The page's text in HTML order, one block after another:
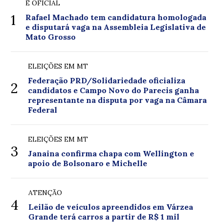
1
É OFICIAL
Rafael Machado tem candidatura homologada
e disputará vaga na Assembleia Legislativa de
Mato Grosso
2
ELEIÇÕES EM MT
Federação PRD/Solidariedade oficializa
candidatos e Campo Novo do Parecis ganha
representante na disputa por vaga na Câmara
Federal
3
ELEIÇÕES EM MT
Janaina confirma chapa com Wellington e
apoio de Bolsonaro e Michelle
4
ATENÇÃO
Leilão de veículos apreendidos em Várzea
Grande terá carros a partir de R$ 1 mil